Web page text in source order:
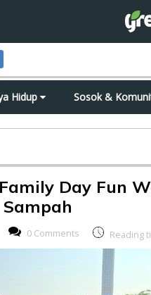
Hidup Sosok &
Day Fun
0 Comments Reading